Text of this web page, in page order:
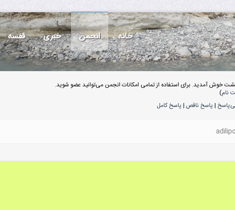
خانه انجمن خبری قفسه
خوش آمدید. برای استفاده از تمامی امکانات انجمن می‌توانید عضو شوید.
نام)
| پاسخ ناقص | پاسخ کامل